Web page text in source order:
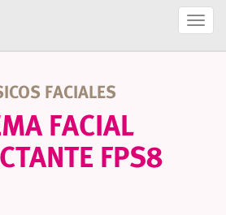
FACIALES
FACIAL
FPS8